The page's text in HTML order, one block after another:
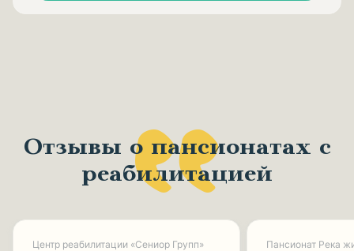
Отзывы о пансионатах с
реабилитацией
Центр реабилитации «Сениор Групп» Пансионат Река